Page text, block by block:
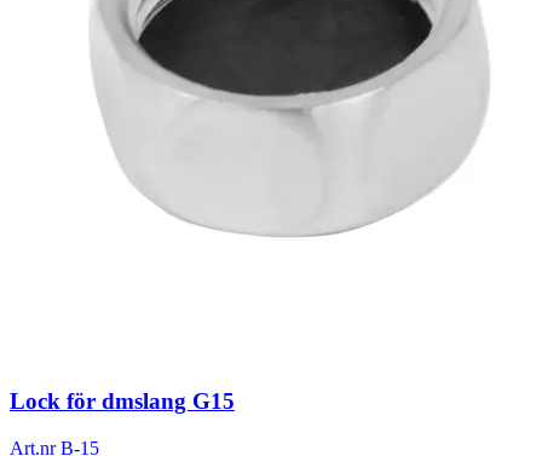
Lock för dmslang G15
Art.nrB-15